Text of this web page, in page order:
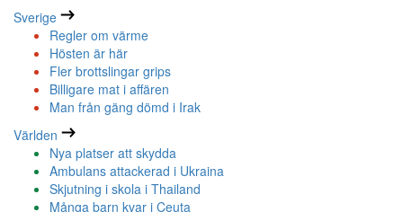
Sverige
Regler om värme
Hösten är här
Fler brottslingar grips
Billigare mat i affären
Man från gäng dömd i Irak
Världen
Nya platser att skydda
Ambulans attackerad i Ukraina
Skjutning i skola i Thailand
Många barn kvar i Ceuta